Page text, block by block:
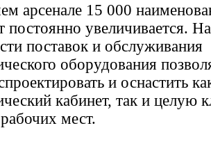
арсенале 15 000
постоянно увеличивается.
поставок и обслуживания
оборудования
и оснастить
кабинет, так и целую
мест.